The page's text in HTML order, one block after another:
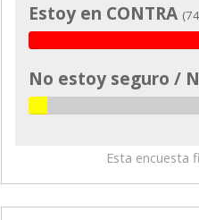
Estoy en CONTRA
No estoy seguro /
Esta encuesta